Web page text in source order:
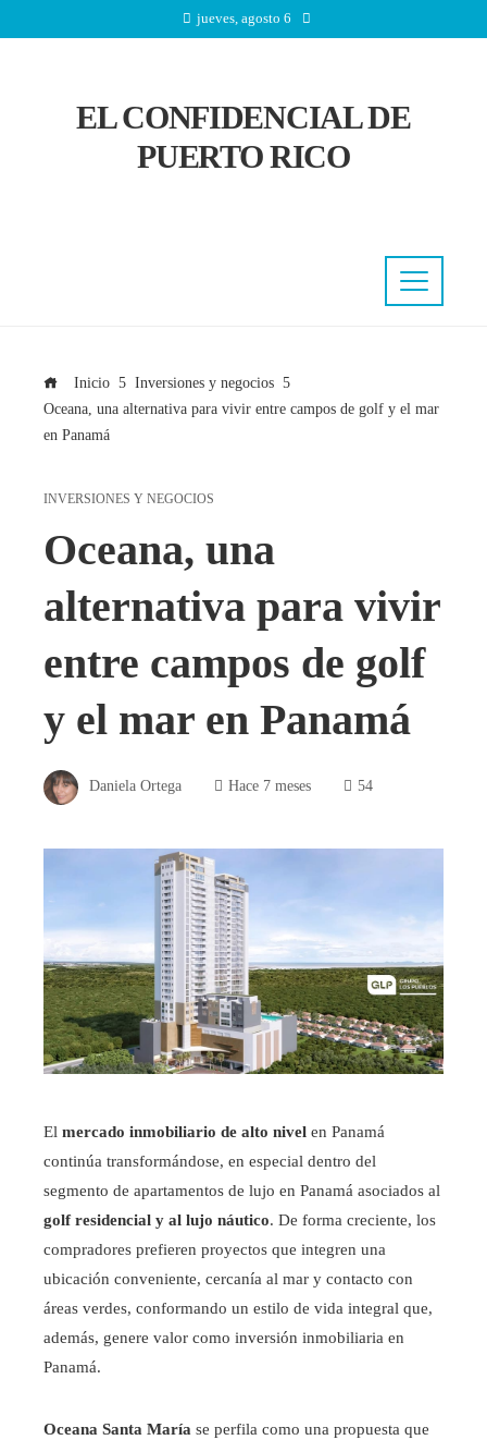
jueves, agosto 6
EL CONFIDENCIAL DE
PUERTO RICO
Inicio
Inversiones y negocios
Oceana, una alternativa para vivir entre campos de golf y el mar
en Panamá
INVERSIONES Y NEGOCIOS
Oceana, una
alternativa para vivir
entre campos de golf
y el mar en Panamá
Daniela Ortega Hace 7 meses 54
El mercado inmobiliario de alto nivel en Panamá
continúa transformándose, en especial dentro del
segmento de apartamentos de lujo en Panamá asociados al
golf residencial y al lujo náutico. De forma creciente, los
compradores prefieren proyectos que integren una
ubicación conveniente, cercanía al mar y contacto con
áreas verdes, conformando un estilo de vida integral que,
además, genere valor como inversión inmobiliaria en
Panamá.
Oceana Santa María se perfila como una propuesta que